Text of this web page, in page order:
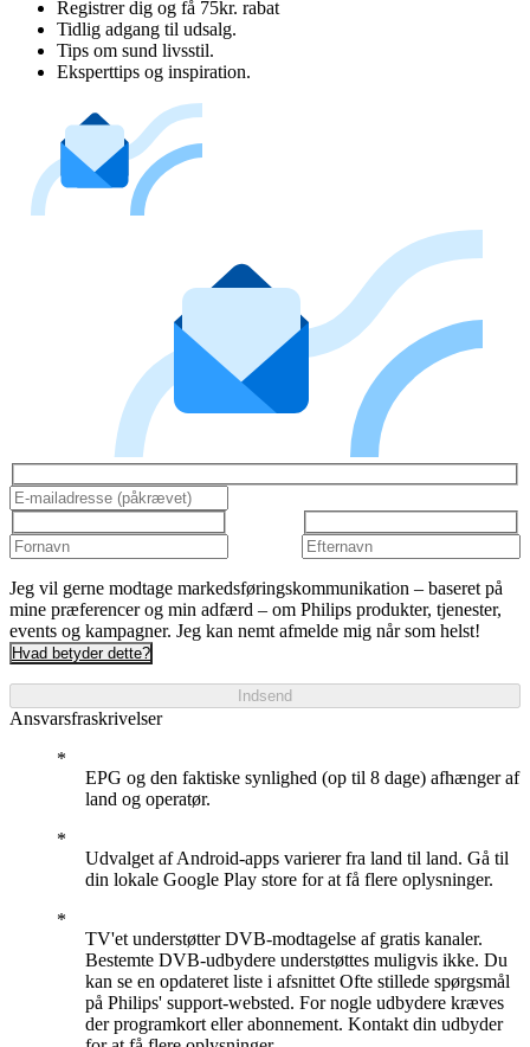
Registrer dig og få 75kr. rabat
Tidlig adgang til udsalg.
Tips om sund livsstil.
Eksperttips og inspiration.
Jeg vil gerne modtage markedsføringskommunikation – baseret på
mine præferencer og min adfærd – om Philips produkter, tjenester,
events og kampagner. Jeg kan nemt afmelde mig når som helst!
Hvad betyder dette?
Indsend
Ansvarsfraskrivelser
EPG og den faktiske synlighed (op til 8 dage) afhænger af
land og operatør.
Udvalget af Android-apps varierer fra land til land. Gå til
din lokale Google Play store for at få flere oplysninger.
TV'et understøtter DVB-modtagelse af gratis kanaler.
Bestemte DVB-udbydere understøttes muligvis ikke. Du
kan se en opdateret liste i afsnittet Ofte stillede spørgsmål
på Philips' support-websted. For nogle udbydere kræves
der programkort eller abonnement. Kontakt din udbyder